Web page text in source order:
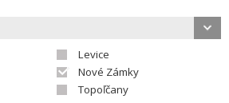
Levice
Nové Zámky
Topoľčany